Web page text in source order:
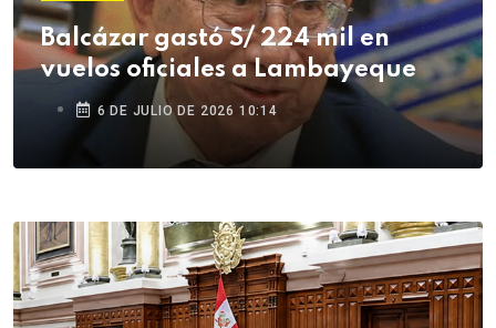
Balcázar gastó S/ 224 mil en
vuelos oficiales a Lambayeque
6 DE JULIO DE 2026 10:14